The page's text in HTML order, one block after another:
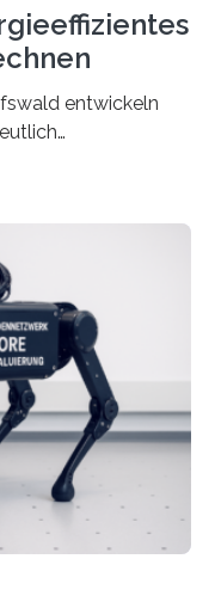
entwickeln
Gehirn. Die
Silizium-
Sie verbrauchen
Da KI-Modelle
an neuen